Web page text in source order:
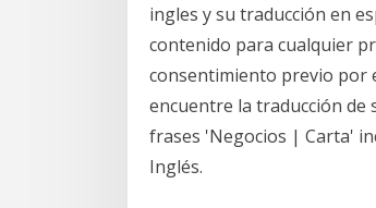
ingles y su traducción en
contenido para cualquier
consentimiento previo por
encuentre la traducción de
frases 'Negocios | Carta'
Inglés.